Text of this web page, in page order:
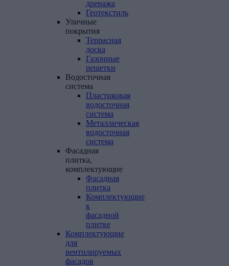
дренажа
Геотекстиль
Уличные
покрытия
Террасная
доска
Газонные
решетки
Водосточная
система
Пластиковая
водосточная
система
Металлическая
водосточная
система
Фасадная
плитка,
комплектующие
Фасадная
плитка
Комплектующие
к
фасадной
плитке
Комплектующие
для
вентилируемых
фасадов